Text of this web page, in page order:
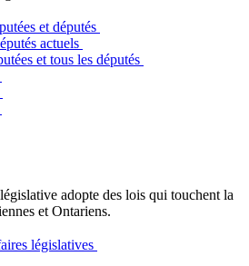
et députés
actuels
et tous les députés
adopte des lois qui touchent la
et Ontariens.
législatives